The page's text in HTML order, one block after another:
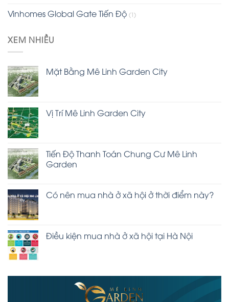
Vinhomes Global Gate Tiến Độ (1)
XEM NHIỀU
Mặt Bằng Mê Linh Garden City
Vị Trí Mê Linh Garden City
Tiến Độ Thanh Toán Chung Cư Mê Linh
Garden
Có nên mua nhà ở xã hội ở thời điểm này?
Điều kiện mua nhà ở xã hội tại Hà Nội